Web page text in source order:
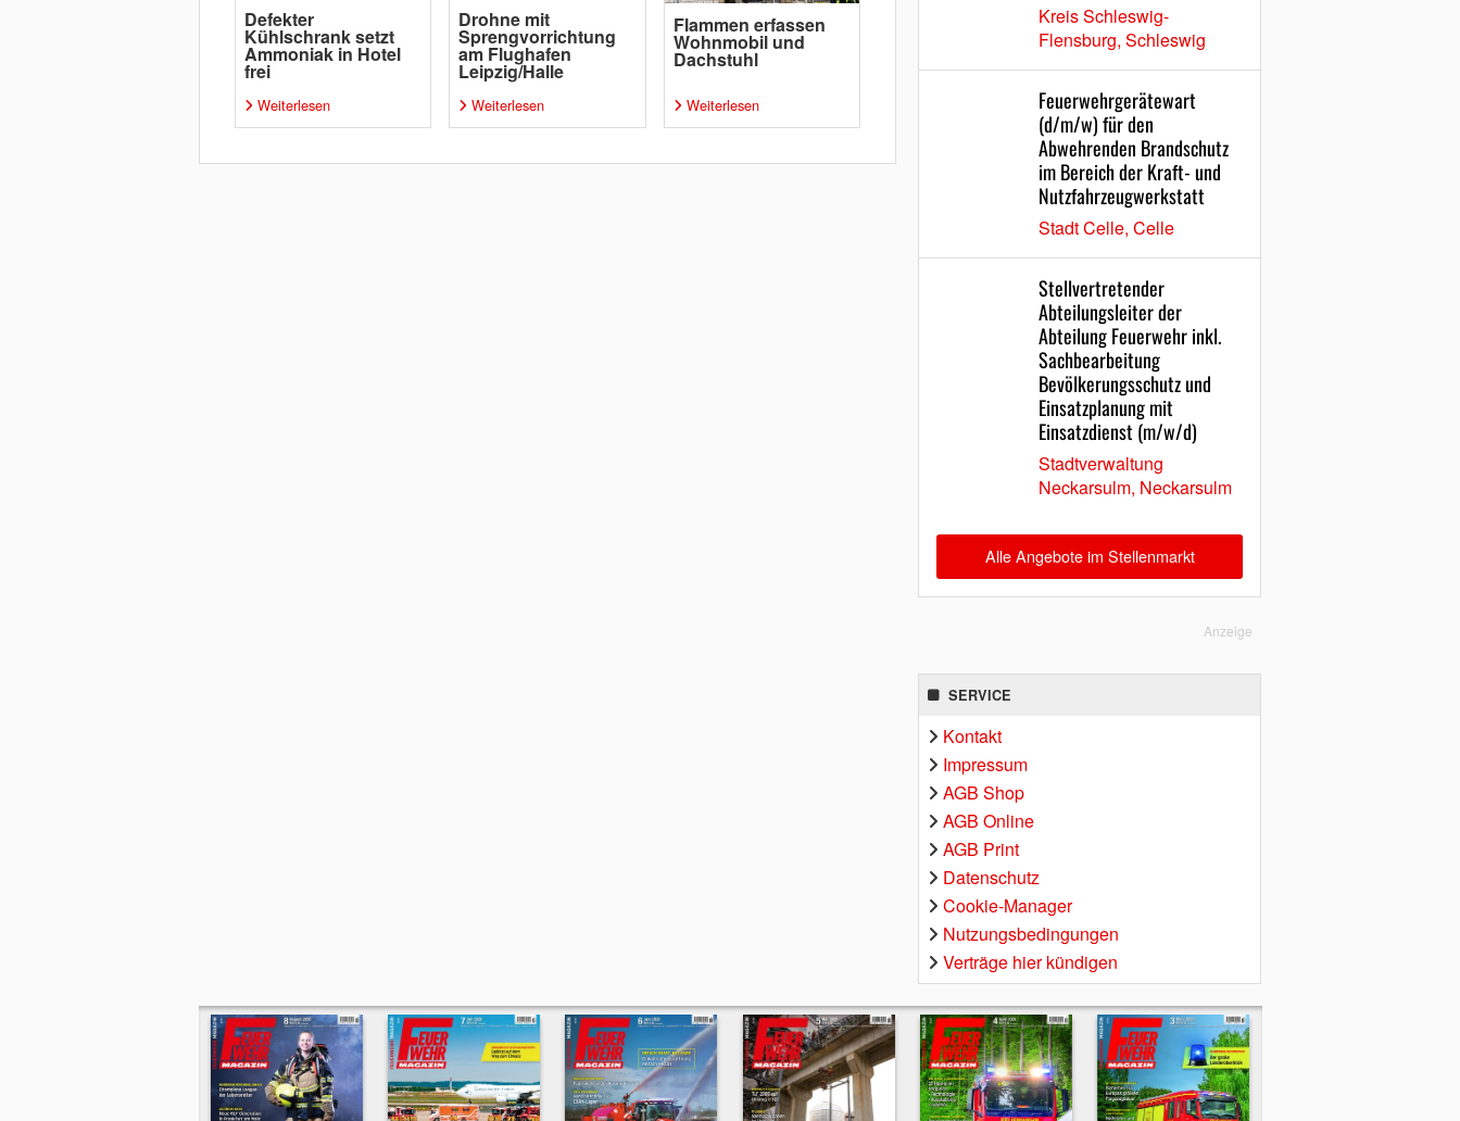
Defekter
Kühlschrank setzt
Ammoniak in Hotel
frei
Weiterlesen
Drohne mit
Sprengvorrichtung
am Flughafen
Leipzig/Halle
Weiterlesen
Flammen erfassen
Wohnmobil und
Dachstuhl
Weiterlesen
Kreis Schleswig-
Flensburg, Schleswig
Feuerwehrgerätewart
(d/m/w) für den
Abwehrenden Brandschutz
im Bereich der Kraft- und
Nutzfahrzeugwerkstatt
Stadt Celle, Celle
Stellvertretender
Abteilungsleiter der
Abteilung Feuerwehr inkl.
Sachbearbeitung
Bevölkerungsschutz und
Einsatzplanung mit
Einsatzdienst (m/w/d)
Stadtverwaltung
Neckarsulm, Neckarsulm
Alle Angebote im Stellenmarkt
Anzeige
SERVICE
Kontakt
Impressum
AGB Shop
AGB Online
AGB Print
Datenschutz
Cookie-Manager
Nutzungsbedingungen
Verträge hier kündigen